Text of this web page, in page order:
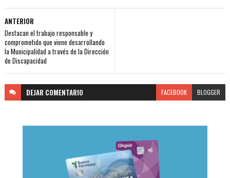
ANTERIOR
Destacan el trabajo responsable y
comprometido que viene desarrollando
la Municipalidad a través de la Dirección
de Discapacidad
DEJAR COMENTARIO FACEBOOK BLOGGER